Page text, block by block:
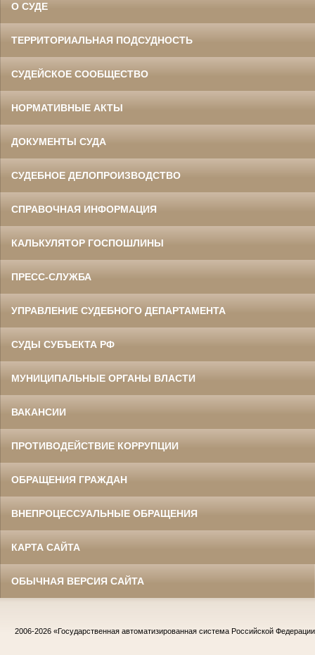
О СУДЕ
ТЕРРИТОРИАЛЬНАЯ ПОДСУДНОСТЬ
СУДЕЙСКОЕ СООБЩЕСТВО
НОРМАТИВНЫЕ АКТЫ
ДОКУМЕНТЫ СУДА
СУДЕБНОЕ ДЕЛОПРОИЗВОДСТВО
СПРАВОЧНАЯ ИНФОРМАЦИЯ
КАЛЬКУЛЯТОР ГОСПОШЛИНЫ
ПРЕСС-СЛУЖБА
УПРАВЛЕНИЕ СУДЕБНОГО ДЕПАРТАМЕНТА
СУДЫ СУБЪЕКТА РФ
МУНИЦИПАЛЬНЫЕ ОРГАНЫ ВЛАСТИ
ВАКАНСИИ
ПРОТИВОДЕЙСТВИЕ КОРРУПЦИИ
ОБРАЩЕНИЯ ГРАЖДАН
ВНЕПРОЦЕССУАЛЬНЫЕ ОБРАЩЕНИЯ
КАРТА САЙТА
ОБЫЧНАЯ ВЕРСИЯ САЙТА
2006-2026 «Государственная автоматизированная система Российской